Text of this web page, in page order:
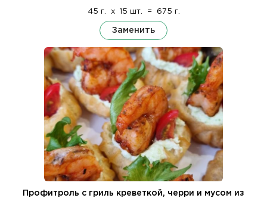
45 г. x 15 шт. = 675 г.
Заменить
Профитроль с гриль креветкой, черри и мусом из